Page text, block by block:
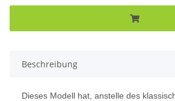
Beschreibung
Dieses Modell hat, anstelle des